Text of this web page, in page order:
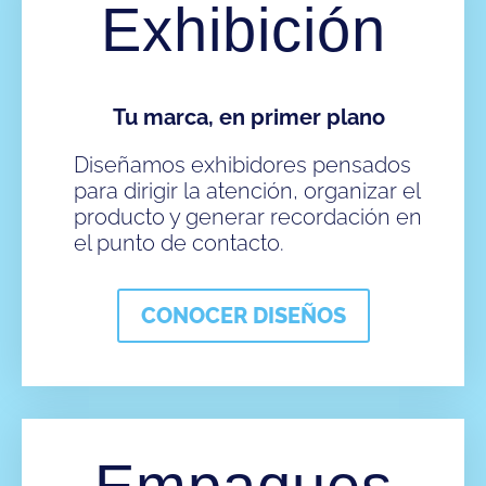
Exhibición
Tu marca, en primer plano
Diseñamos exhibidores pensados
para dirigir la atención, organizar el
producto y generar recordación en
el punto de contacto.
CONOCER DISEÑOS